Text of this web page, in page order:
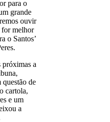
para o
grande
ouvir
for melhor
o Santos’
próximas a
de
cartola,
e um
a